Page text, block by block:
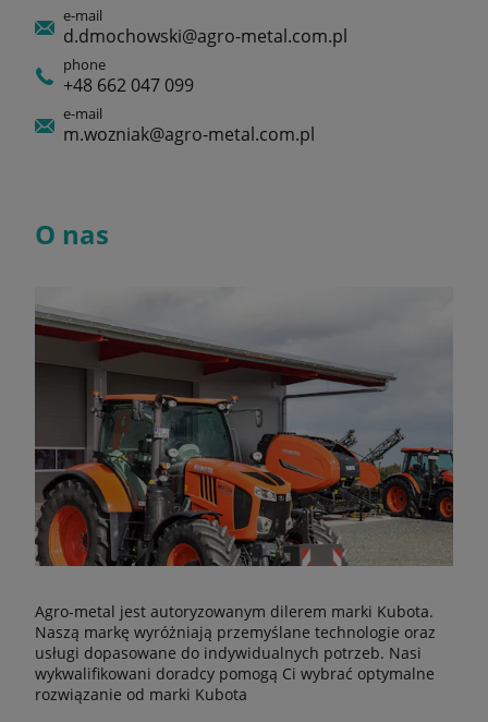
e-mail
d.dmochowski@agro-metal.com.pl
phone
+48 662 047 099
e-mail
m.wozniak@agro-metal.com.pl
O nas
Agro-metal jest autoryzowanym dilerem marki Kubota.
Naszą markę wyróżniają przemyślane technologie oraz
usługi dopasowane do indywidualnych potrzeb. Nasi
wykwalifikowani doradcy pomogą Ci wybrać optymalne
rozwiązanie od marki Kubota